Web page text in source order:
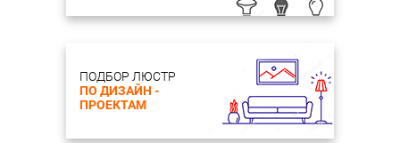
ПОДБОР ЛЮСТР
ПО ДИЗАЙН -
ПРОЕКТАМ